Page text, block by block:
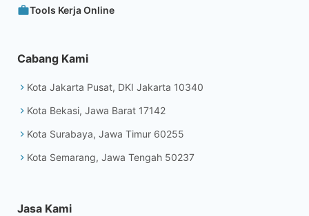
Tools Kerja Online
Cabang Kami
Kota Jakarta Pusat, DKI Jakarta 10340
Kota Bekasi, Jawa Barat 17142
Kota Surabaya, Jawa Timur 60255
Kota Semarang, Jawa Tengah 50237
Jasa Kami